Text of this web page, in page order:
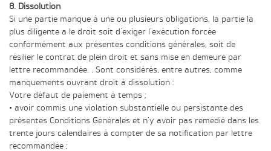
8. Dissolution
Si une partie manque à une ou plusieurs obligations, la partie la
plus diligente a le droit soit d'exiger l'exécution forcée
conformément aux présentes conditions générales, soit de
résilier le contrat de plein droit et sans mise en demeure par
lettre recommandée. . Sont considérés, entre autres, comme
manquements ouvrant droit à dissolution :
Votre défaut de paiement à temps ;
• avoir commis une violation substantielle ou persistante des
présentes Conditions Générales et n'y avoir pas remédié dans les
trente jours calendaires à compter de sa notification par lettre
recommandée ;